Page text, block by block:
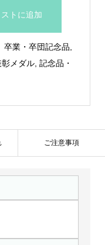
トに追加
卒業・卒団記念品
彰メダル, 記念品・
ご注意事項